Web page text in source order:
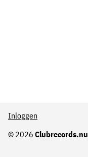
© 2026 Clubrecords.nu
Inloggen